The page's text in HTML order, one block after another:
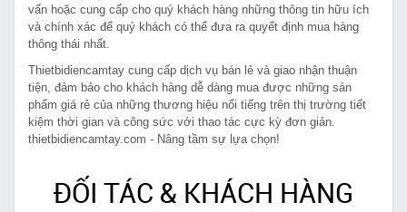
vấn hoặc cung cấp cho quý khách hàng những thông tin hữu ích
và chính xác để quý khách có thể đưa ra quyết định mua hàng
thông thái nhất.
Thietbidiencamtay cung cấp dịch vụ bán lẻ và giao nhận thuận
tiện, đảm bảo cho khách hàng dễ dàng mua được những sản
phẩm giá rẻ của những thương hiệu nổi tiếng trên thị trường tiết
kiệm thời gian và công sức với thao tác cực kỳ đơn giản.
thietbidiencamtay.com - Nâng tầm sự lựa chọn!
ĐỐI TÁC & KHÁCH HÀNG